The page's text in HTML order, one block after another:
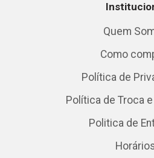
Quem
Como
Política de
Política de Troca
Politica de